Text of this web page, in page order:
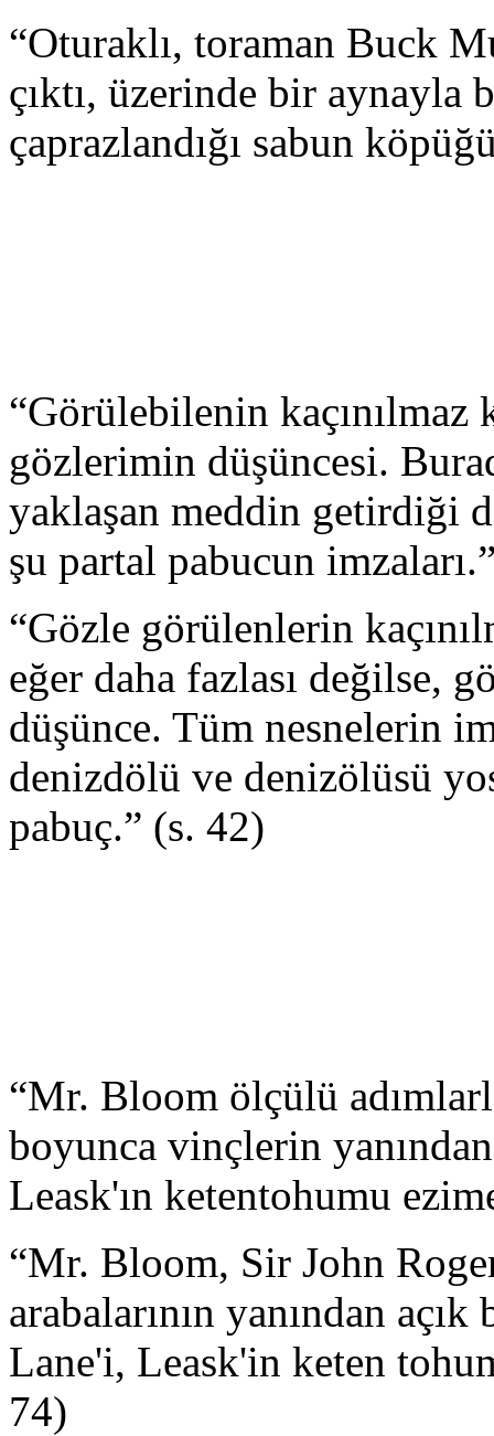
“Oturaklı, toraman Buck
çıktı, üzerinde bir aynayla
çaprazlandığı sabun
“Görülebilenin
gözlerimin düşüncesi.
yaklaşan meddin getirdiği
şu partal pabucun
“Gözle görülenlerin
eğer daha fazlası değilse,
düşünce. Tüm nesnelerin
denizdölü ve denizölüsü
pabuç.” (s. 42)
“Mr. Bloom ölçülü
boyunca vinçlerin
Leask'ın ketentohumu
“Mr. Bloom, Sir John
arabalarının yanından
Lane'i, Leask'in keten
74)